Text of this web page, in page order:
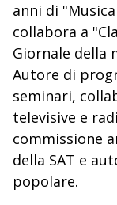
anni di
collabora a
Giornale della
Autore di
seminari,
televisive e
commissione
della SAT e
popolare.